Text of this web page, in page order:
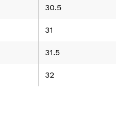
30.5
31
31.5
32